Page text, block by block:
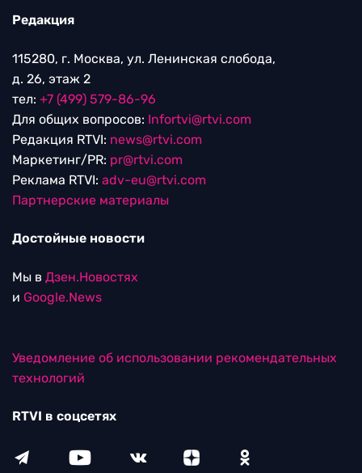
Редакция
115280, г. Москва, ул. Ленинская слобода,
д. 26, этаж 2
тел: +7 (499) 579-86-96
Для общих вопросов: Infortvi@rtvi.com
Редакция RTVI: news@rtvi.com
Маркетинг/PR: pr@rtvi.com
Реклама RTVI: adv-eu@rtvi.com
Партнерские материалы
Достойные новости
Мы в Дзен.Новостях
и Google.News
Уведомление об использовании рекомендательных
технологий
RTVI в соцсетях